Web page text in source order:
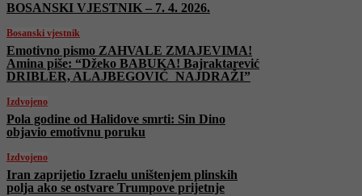
BOSANSKI VJESTNIK – 7. 4. 2026.
Bosanski vjestnik
Emotivno pismo ZAHVALE ZMAJEVIMA!
Amina piše: “Džeko BABUKA! Bajraktarević
DRIBLER, ALAJBEGOVIĆ NAJDRAŽI”
Izdvojeno
Pola godine od Halidove smrti: Sin Dino
objavio emotivnu poruku
Izdvojeno
Iran zaprijetio Izraelu uništenjem plinskih
polja ako se ostvare Trumpove prijetnje